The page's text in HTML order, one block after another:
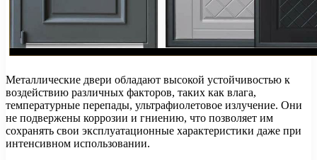
Металлические двери обладают высокой устойчивостью к
воздействию различных факторов, таких как влага,
температурные перепады, ультрафиолетовое излучение. Они
не подвержены коррозии и гниению, что позволяет им
сохранять свои эксплуатационные характеристики даже при
интенсивном использовании.